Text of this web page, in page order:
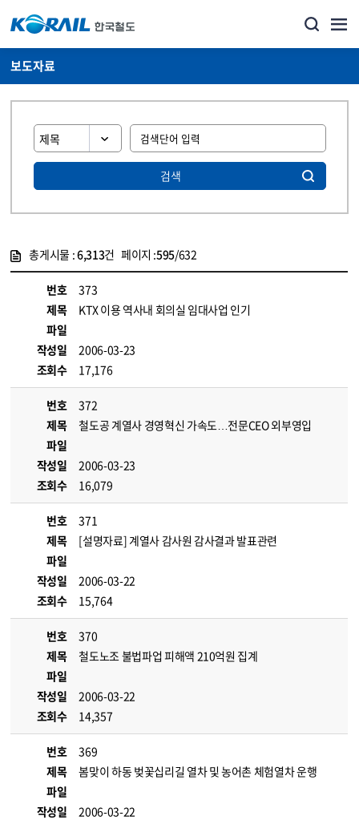
보도자료
검색
총게시물 :6,313건 페이지 :595/632
번호
373
제목
KTX 이용 역사내 회의실 임대사업 인기
파일
작성일
2006-03-23
조회수
17,176
번호
372
제목
철도공 계열사 경영혁신 가속도…전문CEO 외부영입
파일
작성일
2006-03-23
조회수
16,079
번호
371
제목
[설명자료] 계열사 감사원 감사결과 발표관련
파일
작성일
2006-03-22
조회수
15,764
번호
370
제목
철도노조 불법파업 피해액 210억원 집계
파일
작성일
2006-03-22
조회수
14,357
번호
369
제목
봄맞이 하동 벚꽃십리길 열차 및 농어촌 체험열차 운행
파일
작성일
2006-03-22